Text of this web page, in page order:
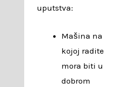
uputstva:
Mašina na
kojoj radite
mora biti u
dobrom